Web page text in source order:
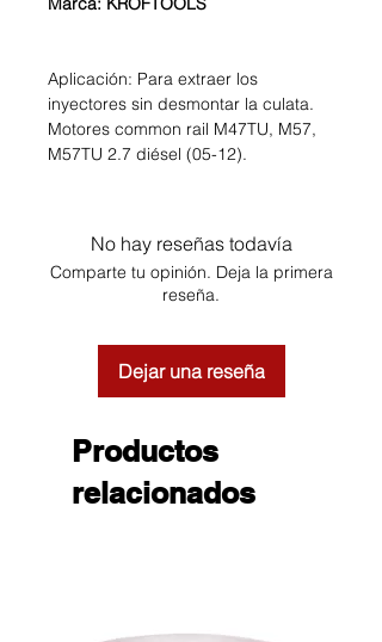
Aplicación: Para extraer los
inyectores sin desmontar la culata.
Motores common rail M47TU, M57,
M57TU 2.7 diésel (05-12).
No hay reseñas todavía
Comparte tu opinión. Deja la primera
reseña.
Dejar una reseña
Productos
relacionados